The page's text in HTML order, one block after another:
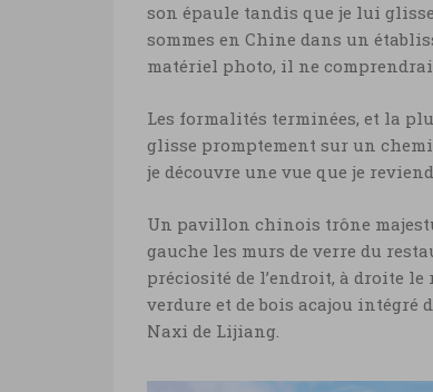
son épaule tandis que je lui
sommes en Chine dans un
matériel photo, il ne
Les formalités terminées, et la
glisse promptement sur un
je découvre une vue que je
Un pavillon chinois trône
gauche les murs de verre du
préciosité de l’endroit, à droite
verdure et de bois acajou
Naxi de Lijiang.